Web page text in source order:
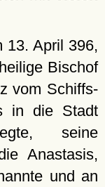
13. April 396,
Bischof
vom Schiffs-
in die Stadt
seine
Anastasis,
und an